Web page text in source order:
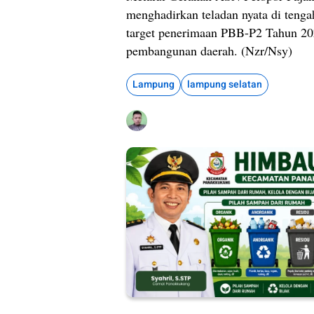
menghadirkan teladan nyata di
target penerimaan PBB-P2 Tahun
pembangunan daerah. (Nzr/Nsy)
Lampung lampung selatan